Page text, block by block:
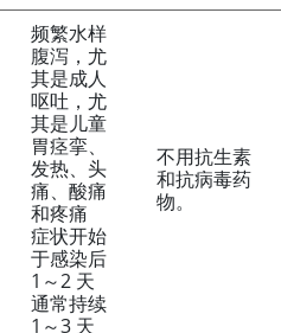
频繁水样
腹泻，尤
其是成人
呕吐，尤
其是儿童
胃痉挛、
发热、头
痛、酸痛
和疼痛
症状开始
于感染后
1～2 天
通常持续
1～3 天
不用抗生素
和抗病毒药
物。